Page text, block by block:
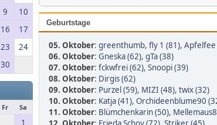
9
10
16
17
23
24
30
Fr Sa
1
Geburtstage
05. Oktober: greenthumb, fly 1 (81), Apfelfee
06. Oktober: Gneska (62), gTa (38)
07. Oktober: fckwfrei (62), Snoopi (39)
08. Oktober: Dirgis (62)
09. Oktober: Purzel (59), MIZI (48), twix (32)
10. Oktober: Katja (41), Orchideenblume90
11. Oktober: Blümchenkarin (50),